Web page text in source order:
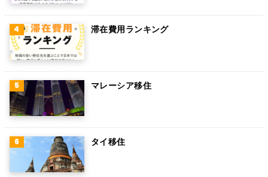
滞在費用ランキング
マレーシア移住
タイ移住